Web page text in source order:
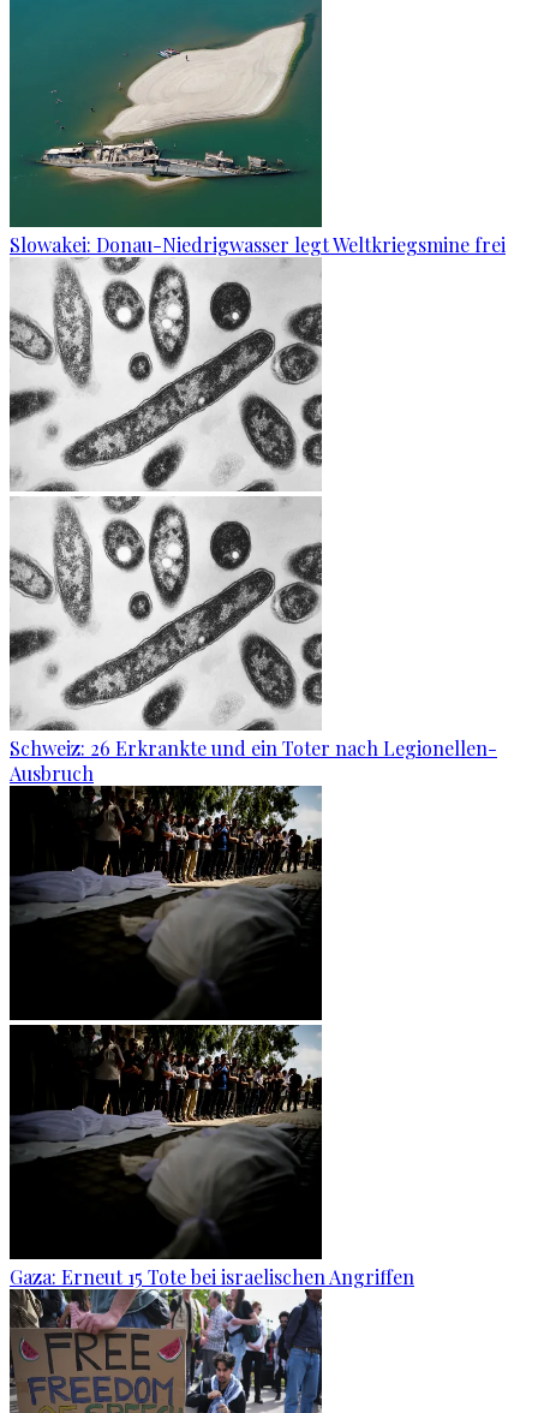
Slowakei: Donau-Niedrigwasser legt Weltkriegsmine frei
Schweiz: 26 Erkrankte und ein Toter nach Legionellen-
Ausbruch
Gaza: Erneut 15 Tote bei israelischen Angriffen